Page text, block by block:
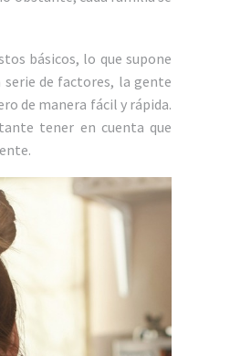
básicos, lo que supone
de factores, la gente
de manera fácil y rápida.
tener en cuenta que